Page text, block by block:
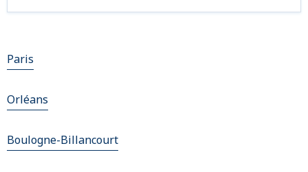
Paris
Orléans
Boulogne-Billancourt